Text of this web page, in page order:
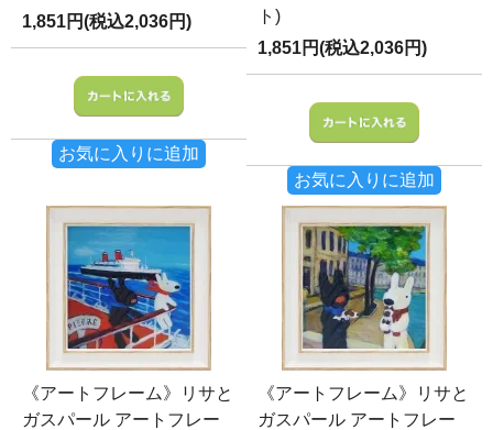
1,851円(税込2,036円)
お気に入りに追加
ト)
1,851円(税込2,036円)
お気に入りに追加
《アートフレーム》リサと
ガスパール アートフレー
《アートフレーム》リサと
ガスパール アートフレー